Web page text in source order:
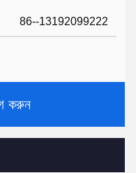
86--13192099222
করুন